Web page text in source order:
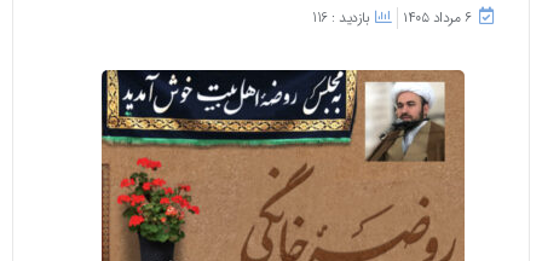
۶ مرداد ۱۴۰۵ بازدید : 116